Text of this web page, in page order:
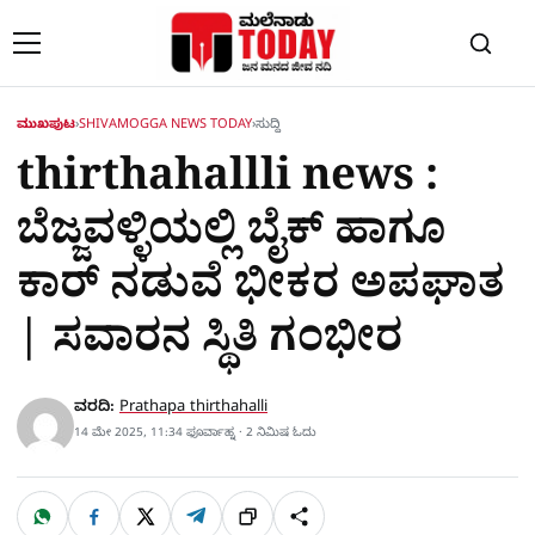
ಮುಖಪುಟ›SHIVAMOGGA NEWS TODAY›ಸುದ್ದಿ
thirthahallli news :
ಬೆಜ್ಜವಳ್ಳಿಯಲ್ಲಿ ಬೈಕ್​ ಹಾಗೂ
ಕಾರ್​ ನಡುವೆ ಭೀಕರ ಅಪಘಾತ
| ಸವಾರನ ಸ್ಥಿತಿ ಗಂಭೀರ
ವರದಿ: Prathapa thirthahalli
14 ಮೇ 2025, 11:34 ಫೂರ್ವಾಹ್ನ · 2 ನಿಮಿಷ ಓದು
ಹಂಚಿಕೊಳ್ಳಿ
W F X T